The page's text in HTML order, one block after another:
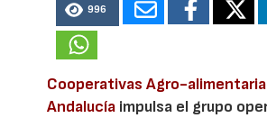
996
Cooperativas Agro-
Andalucía impulsa el grupo